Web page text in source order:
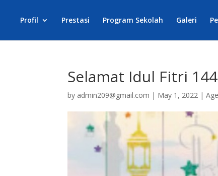
Profil Prestasi Program Sekolah Galeri
Selamat Idul Fitri
by admin209@gmail.com | May 1, 2022 |